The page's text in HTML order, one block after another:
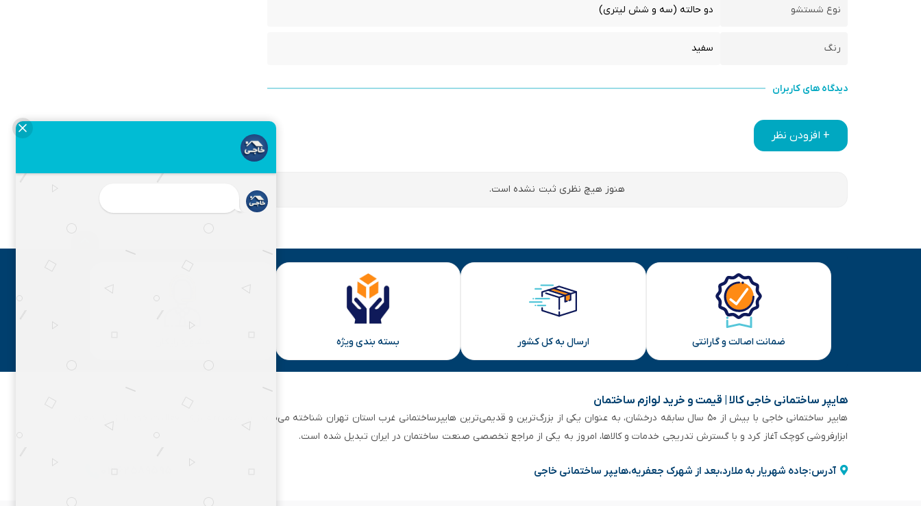
نوع شستشو دو حالته (سه و شش لیتری)
رنگ سفید
دیدگاه های کاربران
+ افزودن نظر
هنوز هیچ نظری ثبت نشده است.
ضمانت اصالت و گارانتی ارسال به کل کشور بسته بندی ویژه
هایپر ساختمانی خاجی‌ کالا | قیمت و خرید لوازم ساختمان
هایپر ساختمانی خاجی‌ با بیش از ۵۰ سال سابقه‌ درخشان، به عنوان یکی از بزرگ‌ترین و قدیمی‌ترین هایپرساختمانی‌ غرب استان تهران شناخته می‌شود. این مجموعه بزرگ، فعالیت خود را از یک مغازه
ابزارفروشی کوچک آغاز کرد و با گسترش تدریجی خدمات و کالاها، امروز به یکی از مراجع تخصصی صنعت ساختمان در ایران تبدیل شده است.
آدرس:جاده شهریار به ملارد،بعد از شهرک جعفریه،هایپر ساختمانی خاجی